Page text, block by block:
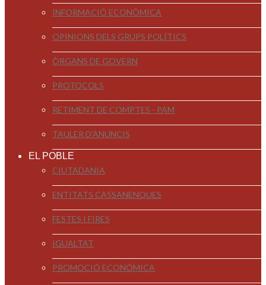
INFORMACIÓ ECONÒMICA
OPINIONS DELS GRUPS POLÍTICS
ÒRGANS DE GOVERN
PROTOCOLS
RETIMENT DE COMPTES - PAM
TAULER D'ANUNCIS
EL POBLE
CIUTADANIA
ENTITATS CASSANENQUES
FESTES I FIRES
IGUALTAT
PROMOCIÓ ECONÒMICA